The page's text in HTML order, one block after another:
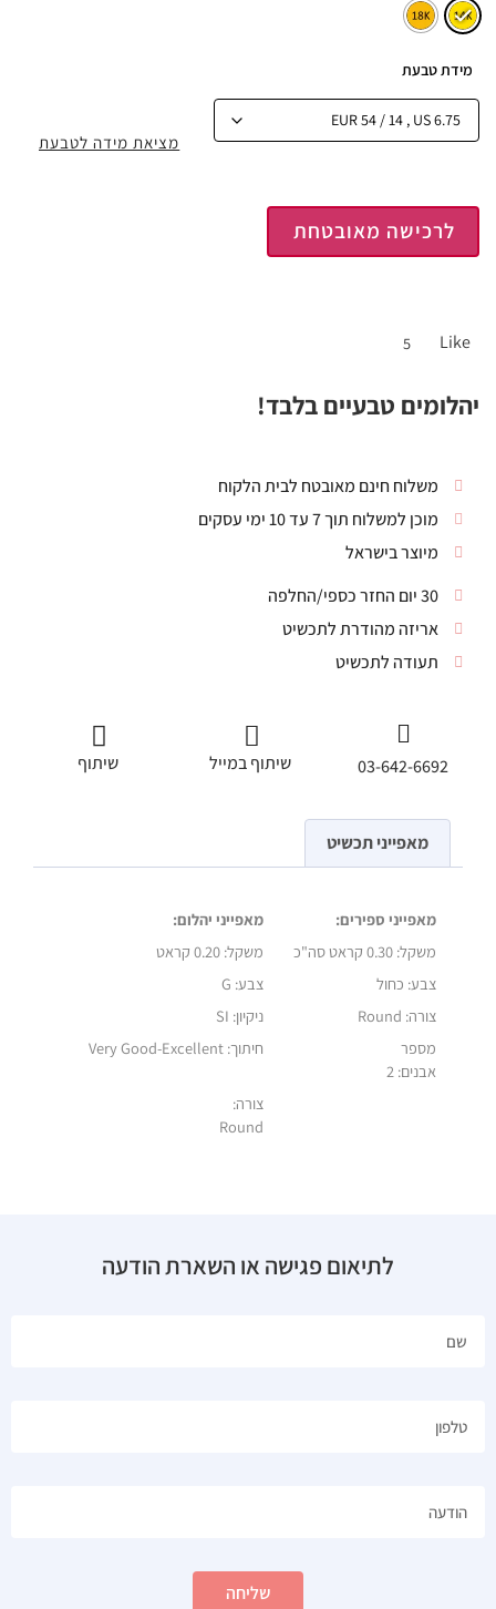
מידת טבעת
לרכישה מאובטחת
Like
5
מציאת מידה לטבעת
יהלומים טבעיים בלבד!
משלוח חינם מאובטח לבית הלקוח
מוכן למשלוח תוך 7 עד 10 ימי עסקים
מיוצר בישראל
30 יום החזר כספי/החלפה
אריזה מהודרת לתכשיט
תעודה לתכשיט
03-642-6692 שיתוף במייל שיתוף
מאפייני תכשיט
מאפייני ספירים:
מאפייני יהלום:
משקל: 0.30 קראט סה"כ משקל: 0.20 קראט
צבע: כחול
צבע: G
צורה: Round
ניקיון: SI
מספר
אבנים: 2
חיתוך: Very Good-Excellent
צורה:
Round
לתיאום פגישה או השארת הודעה
שליחה